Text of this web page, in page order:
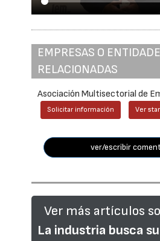
EMPRESAS O
RELACIONADAS
Asociación Multisectorial de
Solicitar información Ver
ver/escribir
Ver más artículos
La industria busca